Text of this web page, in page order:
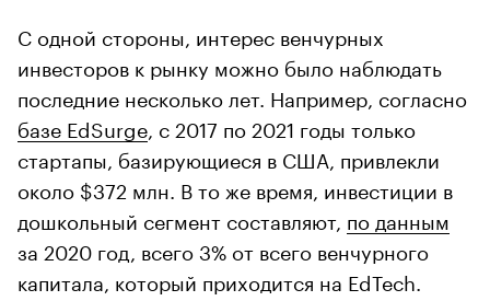
С одной стороны, интерес венчурных
инвесторов к рынку можно было наблюдать
последние несколько лет. Например, согласно
базе EdSurge , с 2017 по 2021 годы только
стартапы, базирующиеся в США, привлекли
около $372 млн. В то же время, инвестиции в
дошкольный сегмент составляют, по данным
за 2020 год, всего 3% от всего венчурного
капитала, который приходится на EdTech.